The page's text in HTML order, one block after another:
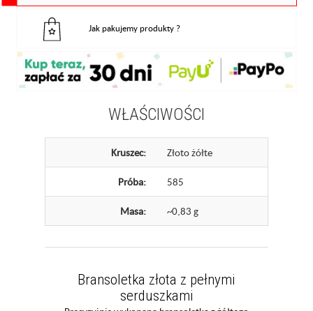
Jak pakujemy produkty ?
WŁAŚCIWOŚCI
Kruszec: Złoto żółte
Próba: 585
Masa: ~0,83 g
Bransoletka złota z pełnymi
serduszkami